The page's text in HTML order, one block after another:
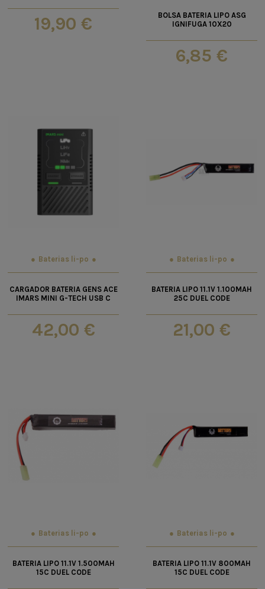
19,90 €
BOLSA BATERIA LIPO ASG
IGNIFUGA 10X20
6,85 €
Baterias li-po
CARGADOR BATERIA GENS ACE
IMARS MINI G-TECH USB C
42,00 €
Baterias li-po
BATERIA LIPO 11.1V 1.100MAH
25C DUEL CODE
21,00 €
Baterias li-po
BATERIA LIPO 11.1V 1.500MAH
15C DUEL CODE
Baterias li-po
BATERIA LIPO 11.1V 800MAH
15C DUEL CODE